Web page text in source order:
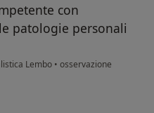
con
patologie personali
Lembo • osservazione